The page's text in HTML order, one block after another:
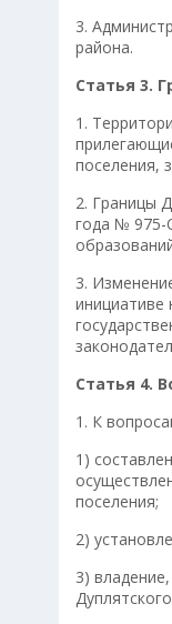
3.
района.
Статья 3.
1.
поселения,
2. Границы
года № 975-
3.
инициативе
Статья 4.
1. К
1)
поселения;
2)
3)